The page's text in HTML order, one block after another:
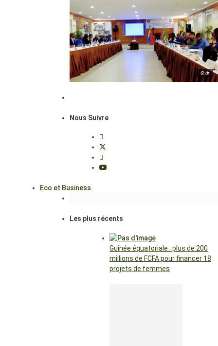
© dr
Nous Suivre
Eco et Business
Les plus récents
Guinée équatoriale : plus de 200
millions de FCFA pour financer 18
projets de femmes